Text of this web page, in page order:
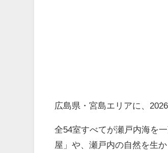
広島県・宮島エリアに、
全54室すべてが瀬戸内海を
屋」や、瀬戸内の自然を生